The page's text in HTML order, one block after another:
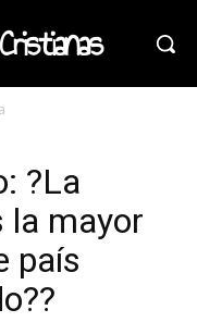
?La
la mayor
país